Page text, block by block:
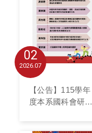
02
07
2026
【公告】115學年
度本系國科會研究